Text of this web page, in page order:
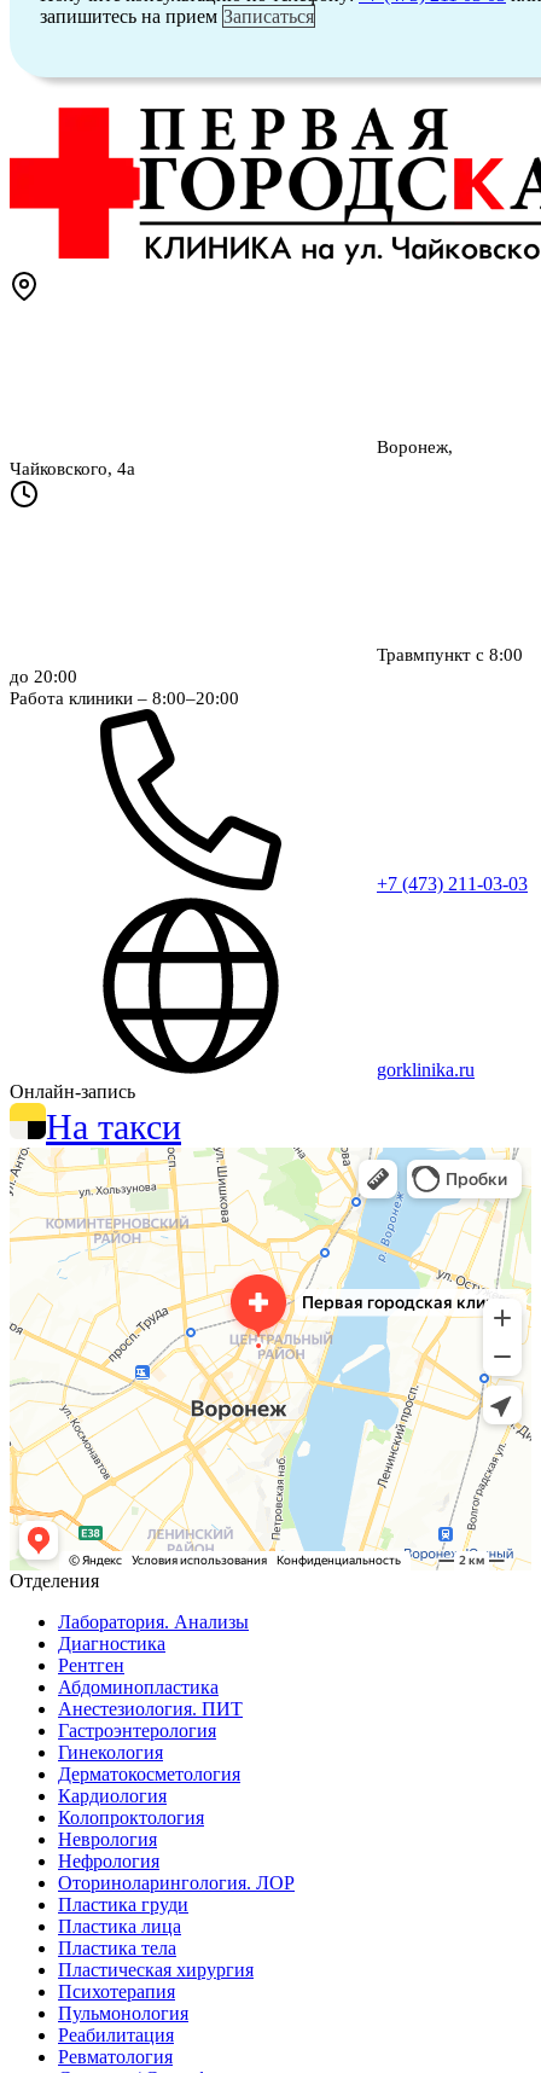
запишитесь на прием Записаться
Воронеж,
Чайковского, 4а
Травмпункт с 8:00
до 20:00
Работа клиники – 8:00–20:00
+7 (473) 211-03-03
gorklinika.ru
Онлайн-запись
На такси
Отделения
Лаборатория. Анализы
Диагностика
Рентген
Абдоминопластика
Анестезиология. ПИТ
Гастроэнтерология
Гинекология
Дерматокосметология
Кардиология
Колопроктология
Неврология
Нефрология
Оториноларингология. ЛОР
Пластика груди
Пластика лица
Пластика тела
Пластическая хирургия
Психотерапия
Пульмонология
Реабилитация
Ревматология